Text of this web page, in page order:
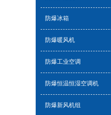
防爆冰箱
防爆暖风机
防爆工业空调
防爆恒温恒湿空调机
防爆新风机组